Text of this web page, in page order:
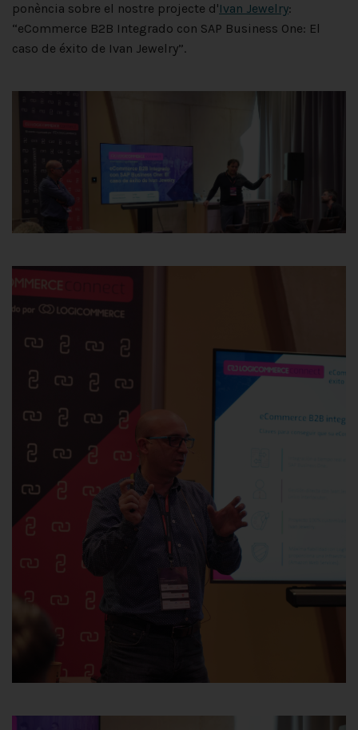
ponència sobre el nostre projecte d'Ivan Jewelry:
“eCommerce B2B Integrado con SAP Business One: El
caso de éxito de Ivan Jewelry”.